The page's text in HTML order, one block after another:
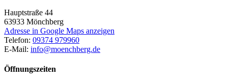
Hauptstraße 44
63933 Mönchberg
Adresse in Google Maps anzeigen
Telefon: 09374 979960
E-Mail: info@moenchberg.de
Öffnungszeiten